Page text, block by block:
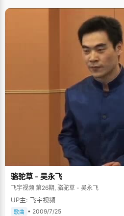
骆驼草 - 吴永飞
飞宇视频 第26期, 骆驼草 - 吴永飞
UP主: 飞宇视频
歌曲 • 2009/7/25